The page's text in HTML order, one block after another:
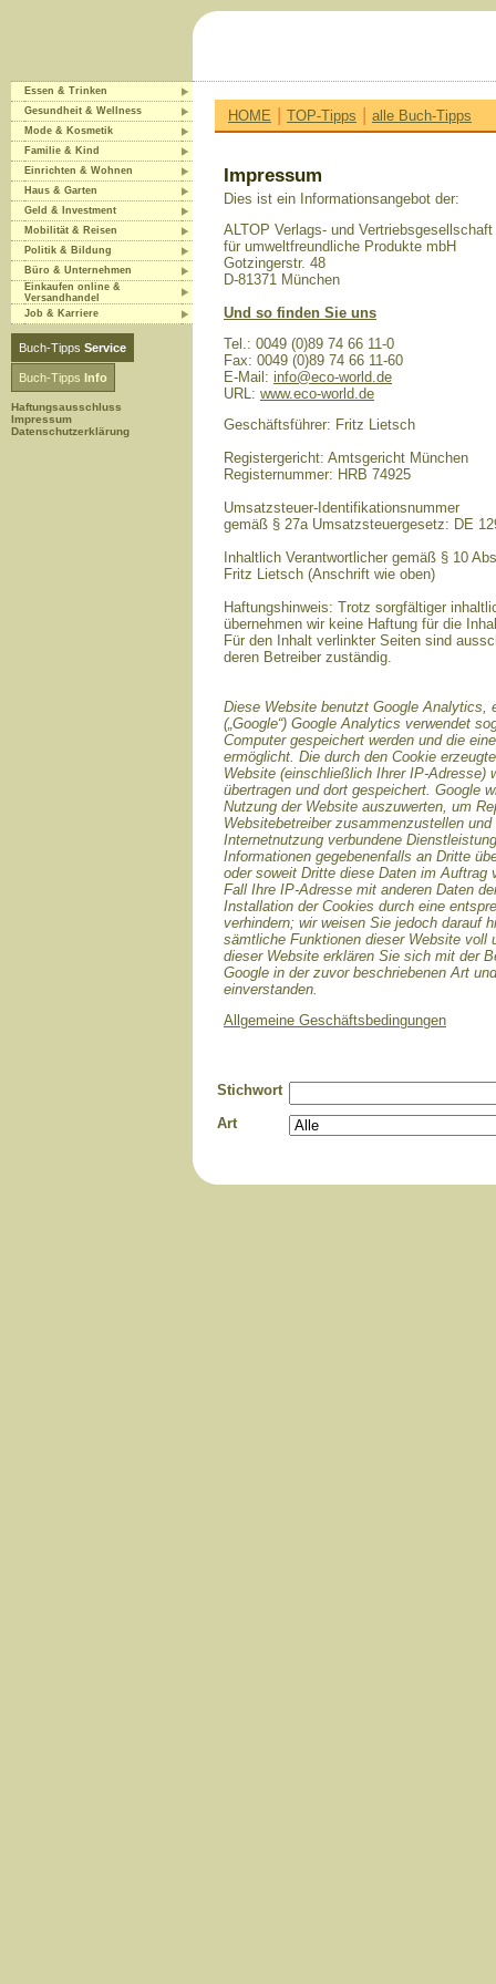
Essen & Trinken
Gesundheit & Wellness
Mode & Kosmetik
Familie & Kind
Einrichten & Wohnen
Haus & Garten
Geld & Investment
Mobilität & Reisen
Politik & Bildung
Büro & Unternehmen
Einkaufen online &
Versandhandel
Job & Karriere
Buch-Tipps Service
Buch-Tipps Info
Haftungsausschluss
Impressum
Datenschutzerklärung
HOME | TOP-Tipps | alle Buch-Tipps
Impressum
Dies ist ein Informationsangebot der:
ALTOP Verlags- und Vertriebsgesellschaft
für umweltfreundliche Produkte mbH
Gotzingerstr. 48
D-81371 München
Und so finden Sie uns
Tel.: 0049 (0)89 74 66 11-0
Fax: 0049 (0)89 74 66 11-60
E-Mail: info@eco-world.de
URL: www.eco-world.de
Geschäftsführer: Fritz Lietsch
Registergericht: Amtsgericht München
Registernummer: HRB 74925
Umsatzsteuer-Identifikationsnummer
gemäß § 27a Umsatzsteuergesetz: DE
Inhaltlich Verantwortlicher gemäß § 10
Fritz Lietsch (Anschrift wie oben)
Haftungshinweis: Trotz sorgfältiger
übernehmen wir keine Haftung für die
Für den Inhalt verlinkter Seiten sind
deren Betreiber zuständig.
Diese Website benutzt Google Analytics,
(„Google“) Google Analytics verwendet
Computer gespeichert werden und die
ermöglicht. Die durch den Cookie
Website (einschließlich Ihrer IP-Adresse)
übertragen und dort gespeichert. Google
Nutzung der Website auszuwerten, um
Websitebetreiber zusammenzustellen
Internetnutzung verbundene
Informationen gegebenenfalls an Dritte
oder soweit Dritte diese Daten im Auftrag
Fall Ihre IP-Adresse mit anderen Daten
Installation der Cookies durch eine
verhindern; wir weisen Sie jedoch darauf
sämtliche Funktionen dieser Website voll
dieser Website erklären Sie sich mit der
Google in der zuvor beschriebenen Art
einverstanden.
Allgemeine Geschäftsbedingungen
Stichwort
Art